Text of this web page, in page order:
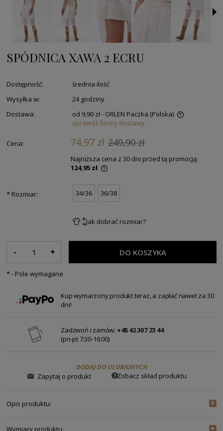
SPÓDNICA XAWA 2 ECRU
Dostępność:
średnia ilość
Wysyłka w:
24 godziny
Dostawa:
od 9,90 zł- ORLEN Paczka (Polska)
sprawdź formy dostawy
Cena: 74,97 zł 249,90 zł
Najniższa cena z 30 dni przed tą promocją:
124,95 zł
* Rozmiar: 34/36 36/38
Jak dobrać rozmiar?
- + DO KOSZYKA
*- Pole wymagane
Kup wymarzony produkt teraz, a zapłać nawet za 30
dni!
Zadzwoń i zamów: +48 42 307 23 44
(pn-pt 7:30-16:00)
DODAJ DO ULUBIONYCH
Zapytaj o produkt
Zobacz skład produktu
Opis produktu:
Spódnica Xawa Ecru 2
Wymiary produktu: